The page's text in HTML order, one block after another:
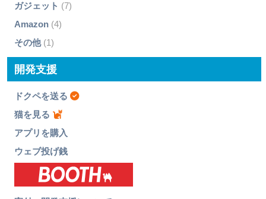
ガジェット (7)
Amazon(4)
その他(1)
開発支援
ドクペを送る
猫を見る
アプリを購入
ウェブ投げ銭